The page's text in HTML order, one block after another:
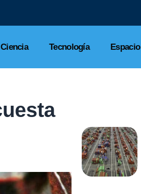
Ciencia Tecnología Espacio